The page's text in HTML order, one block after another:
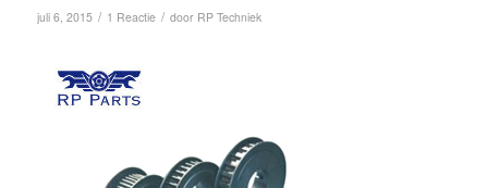
juli 6, 2015 / 1 Reactie / door RP Techniek